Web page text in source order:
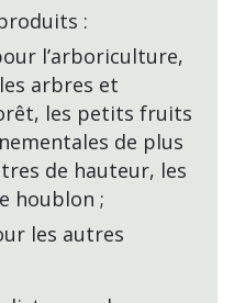
:
l’arboriculture,
arbres et
les petits fruits
de plus
de hauteur, les
houblon ;
les autres